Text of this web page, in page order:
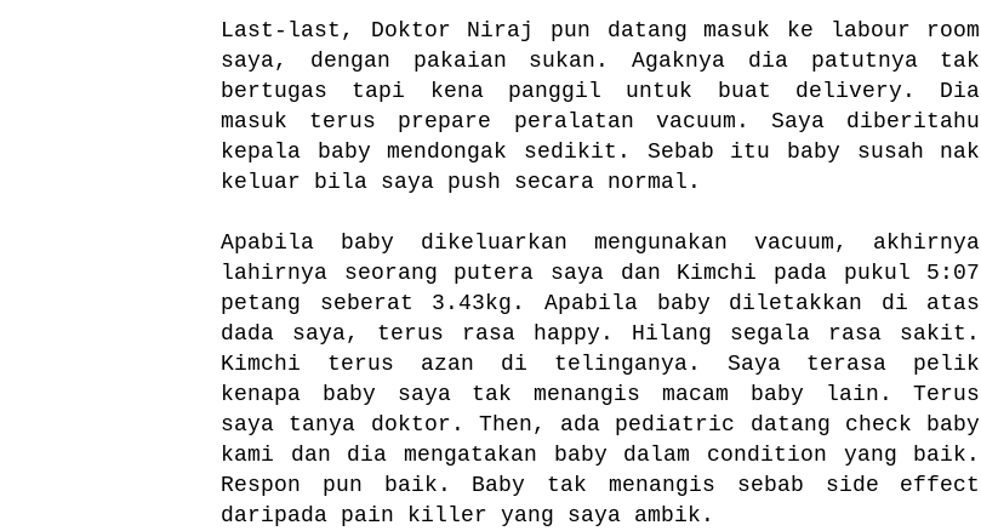
Last-last, Doktor Niraj pun datang masuk ke labour room
saya, dengan pakaian sukan. Agaknya dia patutnya tak
bertugas tapi kena panggil untuk buat delivery. Dia
masuk terus prepare peralatan vacuum. Saya diberitahu
kepala baby mendongak sedikit. Sebab itu baby susah nak
keluar bila saya push secara normal.
Apabila baby dikeluarkan mengunakan vacuum, akhirnya
lahirnya seorang putera saya dan Kimchi pada pukul 5:07
petang seberat 3.43kg. Apabila baby diletakkan di atas
dada saya, terus rasa happy. Hilang segala rasa sakit.
Kimchi terus azan di telinganya. Saya terasa pelik
kenapa baby saya tak menangis macam baby lain. Terus
saya tanya doktor. Then, ada pediatric datang check baby
kami dan dia mengatakan baby dalam condition yang baik.
Respon pun baik. Baby tak menangis sebab side effect
daripada pain killer yang saya ambik.